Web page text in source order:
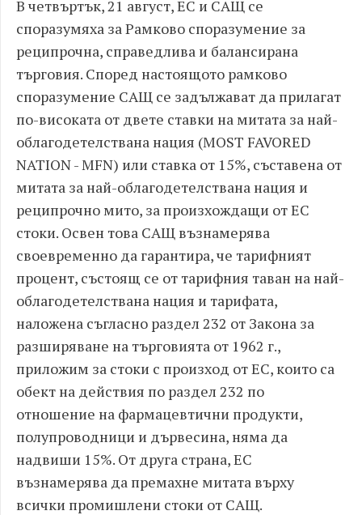
В четвъртък, 21 август, ЕС и САЩ се
споразумяха за Рамково споразумение за
реципрочна, справедлива и балансирана
търговия. Според настоящото рамково
споразумение САЩ се задължават да прилагат
по-високата от двете ставки на митата за най-
облагодетелствана нация (MOST FAVORED
NATION - MFN) или ставка от 15%, съставена от
митата за най-облагодетелствана нация и
реципрочно мито, за произхождащи от ЕС
стоки. Освен това САЩ възнамерява
своевременно да гарантира, че тарифният
процент, състоящ се от тарифния таван на най-
облагодетелствана нация и тарифата,
наложена съгласно раздел 232 от Закона за
разширяване на търговията от 1962 г.,
приложим за стоки с произход от ЕС, които са
обект на действия по раздел 232 по
отношение на фармацевтични продукти,
полупроводници и дървесина, няма да
надвиши 15%. От друга страна, ЕС
възнамерява да премахне митата върху
всички промишлени стоки от САЩ.